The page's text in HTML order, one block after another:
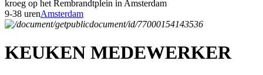
kroeg op het Rembrandtplein in Amsterdam
9-38 urenAmsterdam
KEUKEN MEDEWERKER